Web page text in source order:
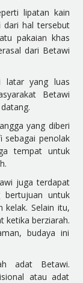
lipatan kain
dari hal tersebut
pakaian khas
dari Betawi
latar yang luas
Betawi
yang diberi
sebagai penolak
tempat untuk
juga terdapat
untuk
kelak. Selain itu,
ketika berziarah.
budaya ini
adat Betawi.
atau adat